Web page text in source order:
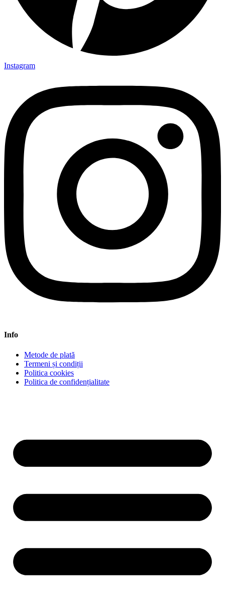
Instagram
Info
Metode de plată
Termeni și condiții
Politica cookies
Politica de confidențialitate